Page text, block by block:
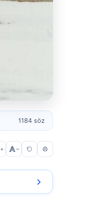
1184 söz
+ –